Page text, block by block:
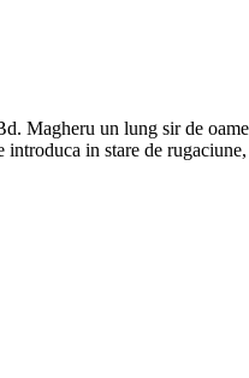
Magheru un lung sir de
in stare de